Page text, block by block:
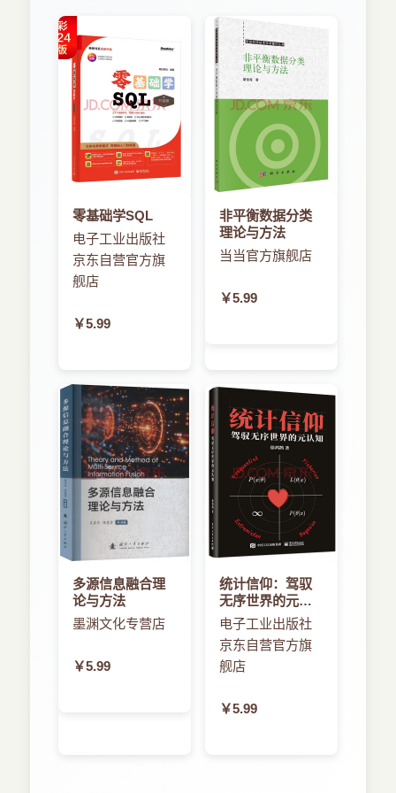
零基础学SQL
电子工业出版社
京东自营官方旗
舰店
￥5.99
非平衡数据分类
理论与方法
当当官方旗舰店
￥5.99
多源信息融合理
论与方法
墨渊文化专营店
￥5.99
统计信仰：驾驭
无序世界的元认
知
电子工业出版社
京东自营官方旗
舰店
￥5.99